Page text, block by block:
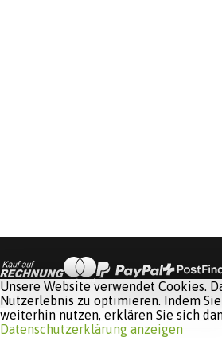
Software:
Unsere Website verwendet Cookies.
Nutzerlebnis zu optimieren. Indem
weiterhin nutzen, erklären Sie sich
Datenschutzerklärung anzeigen